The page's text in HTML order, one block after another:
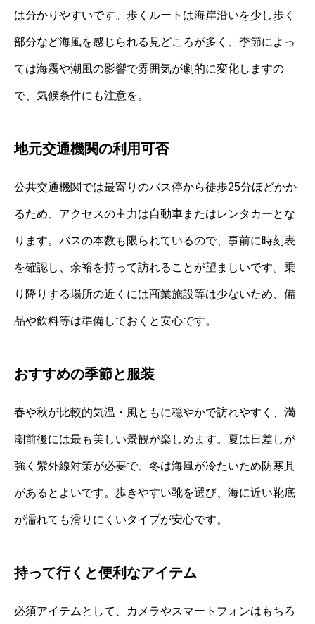
は分かりやすいです。歩くルートは海岸沿いを少し歩く
部分など海風を感じられる見どころが多く、季節によっ
ては海霧や潮風の影響で雰囲気が劇的に変化しますの
で、気候条件にも注意を。
地元交通機関の利用可否
公共交通機関では最寄りのバス停から徒歩25分ほどかか
るため、アクセスの主力は自動車またはレンタカーとな
ります。バスの本数も限られているので、事前に時刻表
を確認し、余裕を持って訪れることが望ましいです。乗
り降りする場所の近くには商業施設等は少ないため、備
品や飲料等は準備しておくと安心です。
おすすめの季節と服装
春や秋が比較的気温・風ともに穏やかで訪れやすく、満
潮前後には最も美しい景観が楽しめます。夏は日差しが
強く紫外線対策が必要で、冬は海風が冷たいため防寒具
があるとよいです。歩きやすい靴を選び、海に近い靴底
が濡れても滑りにくいタイプが安心です。
持って行くと便利なアイテム
必須アイテムとして、カメラやスマートフォンはもちろ